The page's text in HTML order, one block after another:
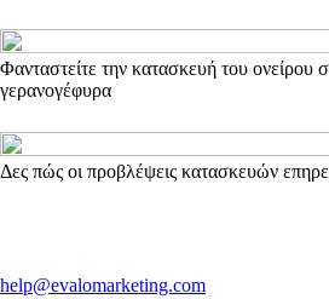
Φανταστείτε την κατασκευή του ονείρου
γερανογέφυρα
Δες πώς οι προβλέψεις κατασκευών
help@evalomarketing.com